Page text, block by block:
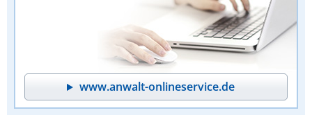
www.anwalt-onlineservice.de